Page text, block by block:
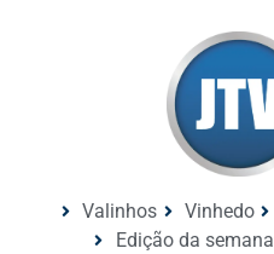
Valinhos Vinhedo
Edição da semana